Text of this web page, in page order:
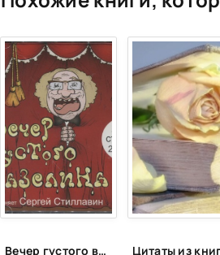
Вечер густого вазелина - Сергей Жатин